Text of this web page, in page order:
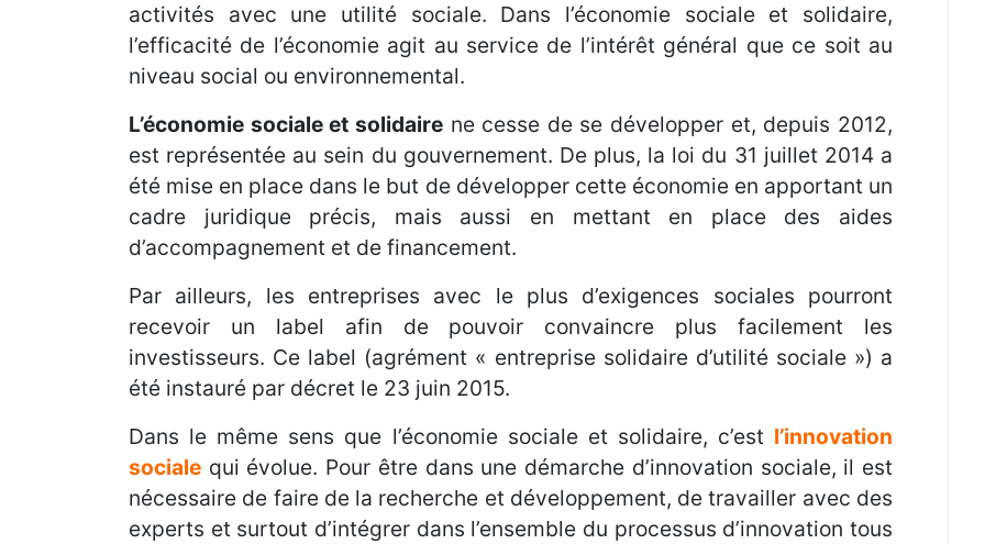
activités avec une utilité sociale. Dans l’économie sociale et solidaire,
l’efficacité de l’économie agit au service de l’intérêt général que ce soit au
niveau social ou environnemental.
L’économie sociale et solidairene cesse de se développer et, depuis 2012,
est représentée au sein du gouvernement. De plus, la loi du 31 juillet 2014 a
été mise en place dans le but de développer cette économie en apportant un
cadre juridique précis, mais aussi en mettant en place des aides
d’accompagnement et de financement.
Par ailleurs, les entreprises avec le plus d’exigences sociales pourront
recevoir un label afin de pouvoir convaincre plus facilement les
investisseurs. Ce label (agrément « entreprise solidaire d’utilité sociale ») a
été instauré par décret le 23 juin 2015.
Dans le même sens que l’économie sociale et solidaire, c’est l’innovation
sociale qui évolue. Pour être dans une démarche d’innovation sociale, il est
nécessaire de faire de la recherche et développement, de travailler avec des
experts et surtout d’intégrer dans l’ensemble du processus d’innovation tous